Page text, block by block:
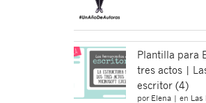
Plantilla para
tres actos |
escritor (4)
porElena| en